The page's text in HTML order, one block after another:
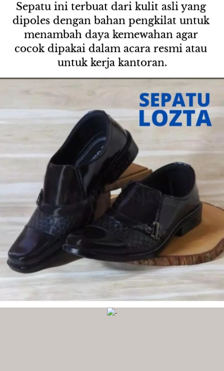
Sepatu ini terbuat dari kulit asli yang
dipoles dengan bahan pengkilat untuk
menambah daya kemewahan agar
cocok dipakai dalam acara resmi atau
untuk kerja kantoran.